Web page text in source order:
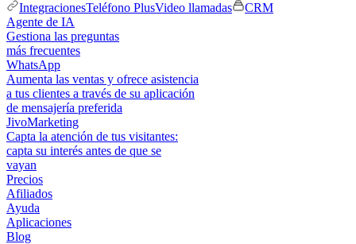
IntegracionesTeléfono PlusVideo llamadas
CRM
Agente de IA
Gestiona las preguntas
más frecuentes
WhatsApp
Aumenta las ventas y ofrece asistencia
a tus clientes a través de su aplicación
de mensajería preferida
JivoMarketing
Capta la atención de tus visitantes:
capta su interés antes de que se
vayan
Precios
Afiliados
Ayuda
Aplicaciones
Blog